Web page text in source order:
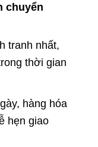
chuyển
tranh nhất,
thời gian
hàng hóa
hẹn giao